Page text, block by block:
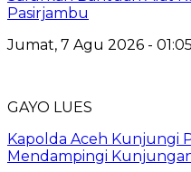
Pasirjambu
Jumat, 7 Agu 2026 -
GAYO LUES
Kapolda Aceh Kunjungi
Mendampingi